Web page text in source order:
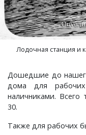
Лодочная станция и
Дошедшие до
дома для
наличниками.
30.
Также для рабочих